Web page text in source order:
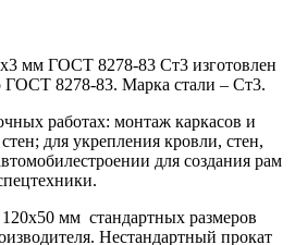
мм ГОСТ 8278-83 Ст3 изготовлен
ГОСТ 8278-83. Марка стали – Ст3.
работах: монтаж каркасов и
для укрепления кровли, стен,
для создания рам
мм стандартных размеров
Нестандартный прокат